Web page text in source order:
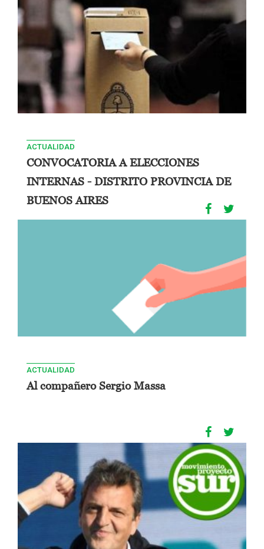
ACTUALIDAD
CONVOCATORIA A ELECCIONES
INTERNAS - DISTRITO PROVINCIA DE
BUENOS AIRES
ACTUALIDAD
Al compañero Sergio Massa